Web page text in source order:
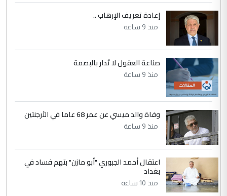
إعادة تعريف الإرهاب ..
منذ 9 ساعة
صناعة العقول لا تُدار بالبصمة
منذ 9 ساعة
وفاة والد ميسي عن عمر 68 عاما في الأرجنتين
منذ 9 ساعة
اعتقال أحمد الجبوري "أبو مازن" بتهم فساد في
بغداد
منذ 10 ساعة